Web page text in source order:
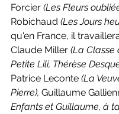
Forcier (Les Fleurs
Robichaud (Les Jours
qu'en France, il
Claude Miller (La Classe
Petite Lili, Thérèse
Patrice Leconte (La
Pierre), Guillaume
Enfants et Guillaume, à